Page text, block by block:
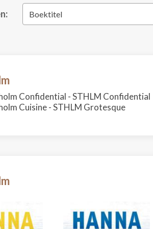
Boektitel
Confidential - STHLM Confidential
Cuisine - STHLM Grotesque